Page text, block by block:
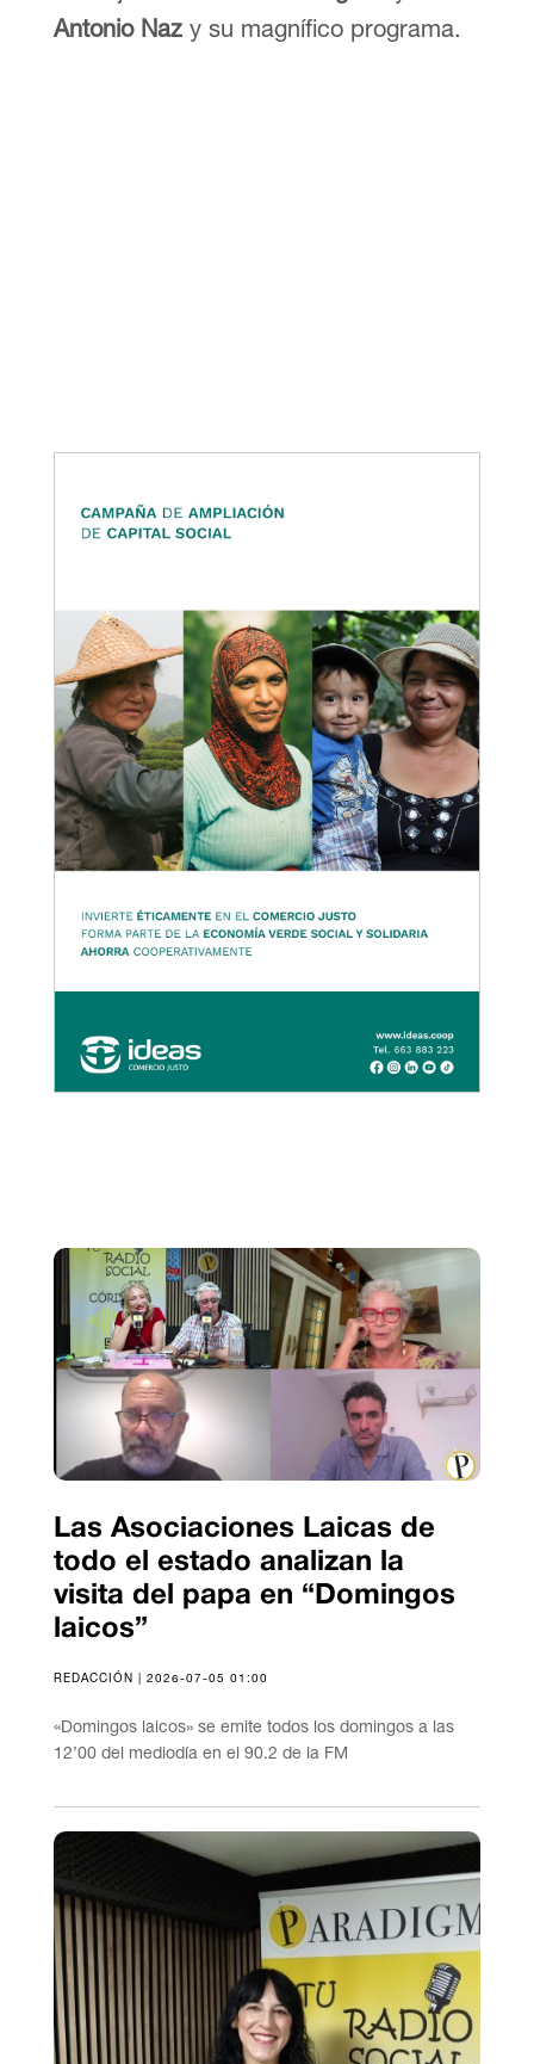
Antonio Nazy su magnífico programa.
Las Asociaciones Laicas de
todo el estado analizan la
visita del papa en “Domingos
laicos”
REDACCIÓN | 2026-07-05 01:00
«Domingos laicos» se emite todos los domingos a las
12’00 del mediodía en el 90.2 de la FM